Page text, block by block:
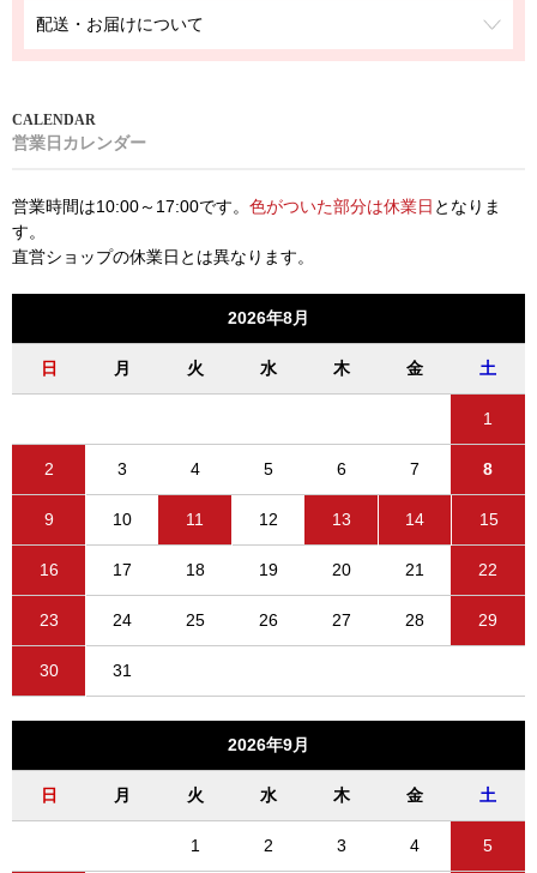
配送・お届けについて
営業日カレンダー
営業時間は10:00～17:00です。 色がついた部分は休業日 となりま
す。
直営ショップの休業日とは異なります。
2026年8月
日 月 火 水 木 金 土
1
2 3 4 5 6 7 8
9 10 11 12 13 14 15
16 17 18 19 20 21 22
23 24 25 26 27 28 29
30 31
2026年9月
日 月 火 水 木 金 土
1 2 3 4 5